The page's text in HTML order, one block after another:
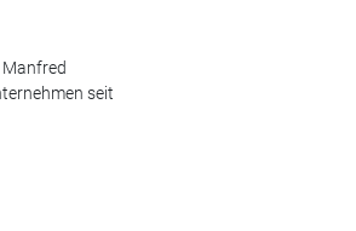
seit